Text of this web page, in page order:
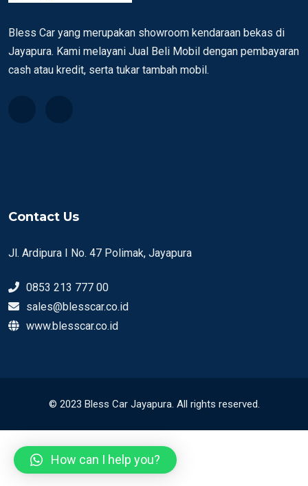
Bless Car yang merupakan showroom kendaraan bekas di
Jayapura. Kami melayani Jual Beli Mobil dengan pembayaran
cash atau kredit, serta tukar tambah mobil.
Contact Us
Jl. Ardipura I No. 47 Polimak, Jayapura
0853 213 777 00
sales@blesscar.co.id
www.blesscar.co.id
© 2023 Bless Car Jayapura. All rights reserved.
How can I help you?